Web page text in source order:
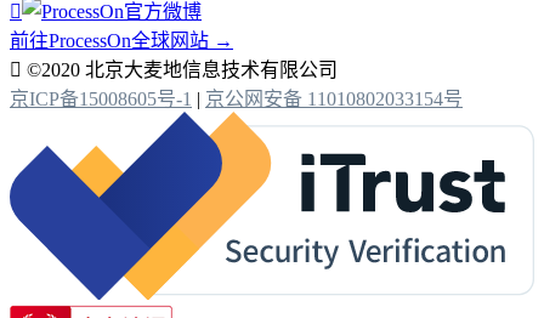

前往ProcessOn全球网站 →
 ©2020 北京大麦地信息技术有限公司
京ICP备15008605号-1 | 京公网安备 11010802033154号